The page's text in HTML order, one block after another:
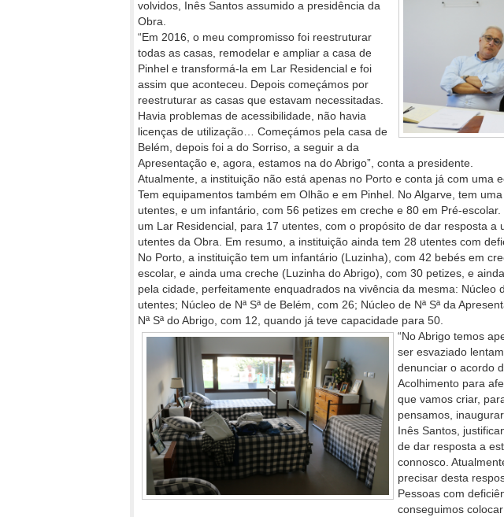
volvidos, Inês Santos assumido a presidência da
Obra.
“Em 2016, o meu compromisso foi reestruturar
todas as casas, remodelar e ampliar a casa de
Pinhel e transformá-la em Lar Residencial e foi
assim que aconteceu. Depois começámos por
reestruturar as casas que estavam necessitadas.
Havia problemas de acessibilidade, não havia
licenças de utilização… Começámos pela casa de
Belém, depois foi a do Sorriso, a seguir a da
Apresentação e, agora, estamos na do Abrigo”, conta a presidente.
Atualmente, a instituição não está apenas no Porto e conta já com uma
Tem equipamentos também em Olhão e em Pinhel. No Algarve, tem
utentes, e um infantário, com 56 petizes em creche e 80 em Pré-escolar.
um Lar Residencial, para 17 utentes, com o propósito de dar resposta a
utentes da Obra. Em resumo, a instituição ainda tem 28 utentes com
No Porto, a instituição tem um infantário (Luzinha), com 42 bebés em
escolar, e ainda uma creche (Luzinha do Abrigo), com 30 petizes, e
pela cidade, perfeitamente enquadrados na vivência da mesma: Núcleo
utentes; Núcleo de Nª Sª de Belém, com 26; Núcleo de Nª Sª da
Nª Sª do Abrigo, com 12, quando já teve capacidade para 50.
“No Abrigo temos
ser esvaziado
denunciar o acordo
Acolhimento para
que vamos criar,
pensamos,
Inês Santos,
de dar resposta a
connosco.
precisar desta
Pessoas com
conseguimos